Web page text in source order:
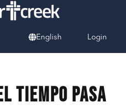
English Login
tiempo pasa